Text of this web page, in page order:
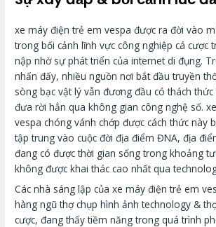
xe máy điện trẻ em vespa được ra đời vào
trong bối cảnh lĩnh vực công nghiệp cá cược
nập nhờ sự phát triển của internet di đụng.
nhấn đấy, nhiều nguồn nơi bắt đầu truyền
sòng bạc vật lý vẫn đương đầu có thách
đưa rời hẳn qua không gian công nghệ số.
vespa chóng vánh chớp được cách thức này
tập trung vào cuộc đời địa điểm ĐNA, địa
đang có được thời gian sống trong khoảng
không được khai thác cao nhất qua
Các nhà sáng lập của xe máy điện trẻ em
hàng ngũ thợ chụp hình ảnh technology &
cược, đang thấy tiềm năng trong quá trình